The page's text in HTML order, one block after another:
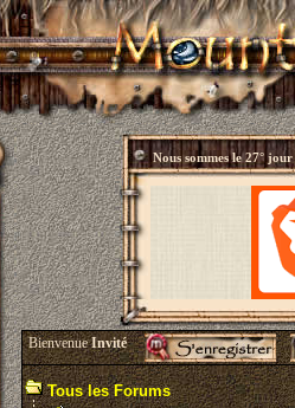
Nous sommes le27° jour
BienvenueInvité
Tous les Forums